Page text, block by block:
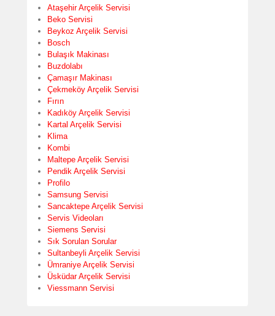
Ataşehir Arçelik Servisi
Beko Servisi
Beykoz Arçelik Servisi
Bosch
Bulaşık Makinası
Buzdolabı
Çamaşır Makinası
Çekmeköy Arçelik Servisi
Fırın
Kadıköy Arçelik Servisi
Kartal Arçelik Servisi
Klima
Kombi
Maltepe Arçelik Servisi
Pendik Arçelik Servisi
Profilo
Samsung Servisi
Sancaktepe Arçelik Servisi
Servis Videoları
Siemens Servisi
Sık Sorulan Sorular
Sultanbeyli Arçelik Servisi
Ümraniye Arçelik Servisi
Üsküdar Arçelik Servisi
Viessmann Servisi